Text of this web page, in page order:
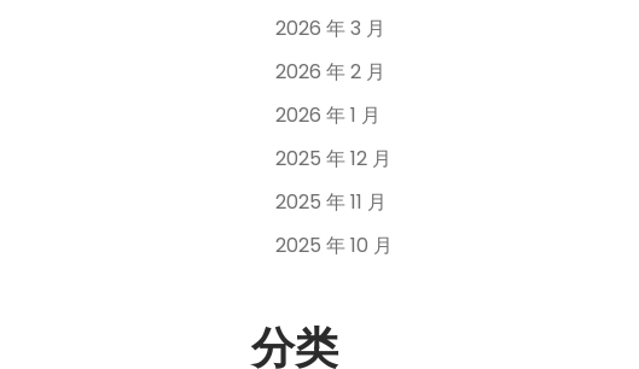
2026 年 3 月
2026 年 2 月
2026 年 1 月
2025 年 12 月
2025 年 11 月
2025 年 10 月
分类